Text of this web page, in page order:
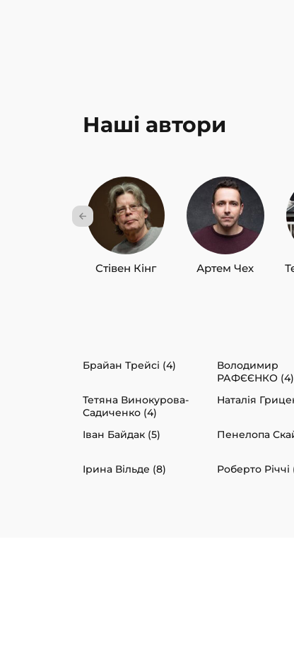
Наші автори
Стівен Кінг Артем Чех
Брайан Трейсі (4)
Володимир
РАФЄЄНКО (4)
Тетяна Винокурова-
Садиченко (4)
Наталія
Іван Байдак (5) Пенелопа
Ірина Вільде (8) Роберто Річчі